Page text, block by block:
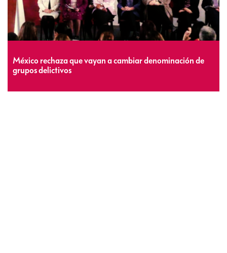
México rechaza que vayan a cambiar denominación de
grupos delictivos